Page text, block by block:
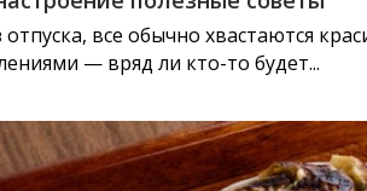
все обычно хвастаются
— вряд ли кто-то будет...